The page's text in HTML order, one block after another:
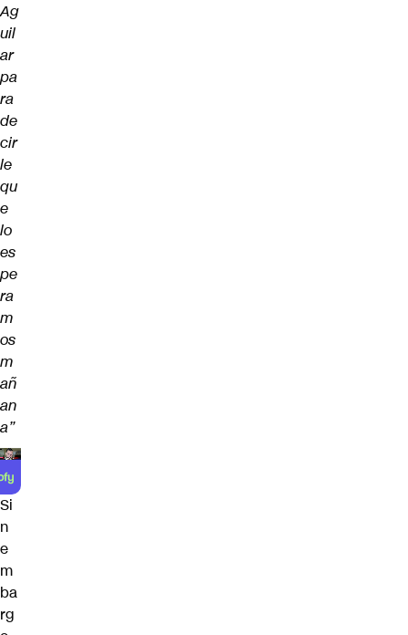
Ag
uil
ar
pa
ra
de
cir
le
qu
e
lo
es
pe
ra
m
os
m
añ
an
a”
Si
n
e
m
ba
rg